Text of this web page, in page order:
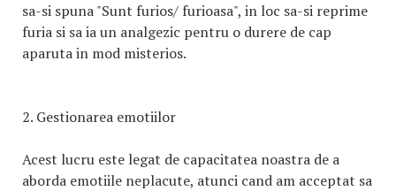
sa-si spuna "Sunt furios/ furioasa", in loc sa-si reprime
furia si sa ia un analgezic pentru o durere de cap
aparuta in mod misterios.
2. Gestionarea emotiilor
Acest lucru este legat de capacitatea noastra de a
aborda emotiile neplacute, atunci cand am acceptat sa